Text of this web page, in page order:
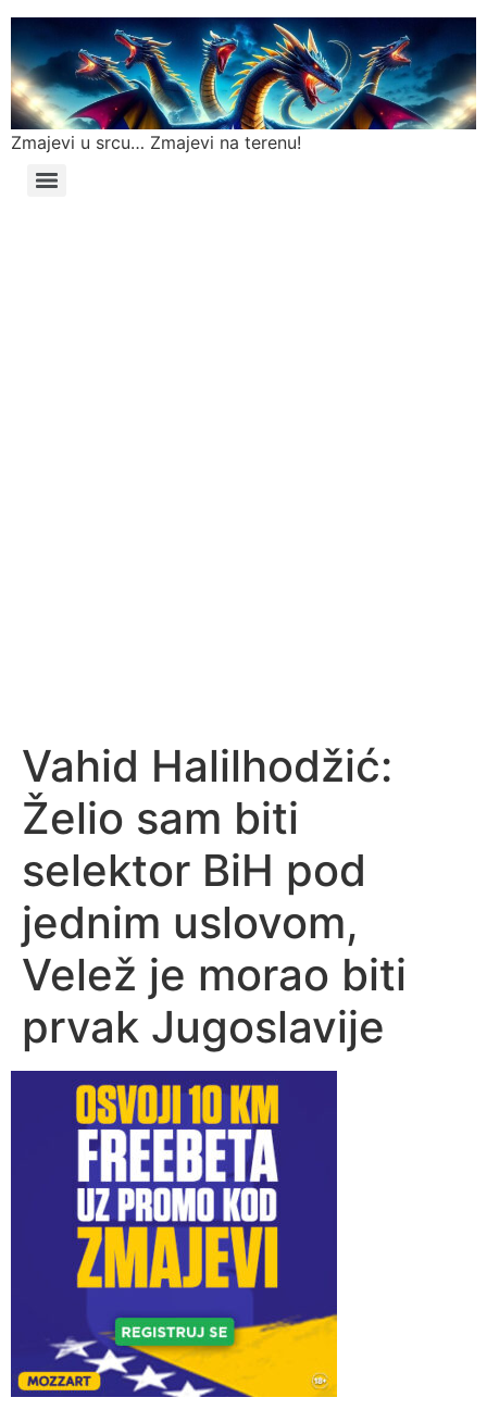
Zmajevi u srcu… Zmajevi na terenu!
Vahid Halilhodžić:
Želio sam biti
selektor BiH pod
jednim uslovom,
Velež je morao biti
prvak Jugoslavije